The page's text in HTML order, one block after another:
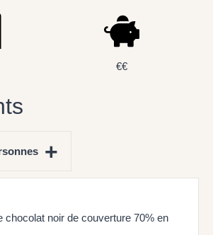
€€
+
chocolat noir de couverture 70% en